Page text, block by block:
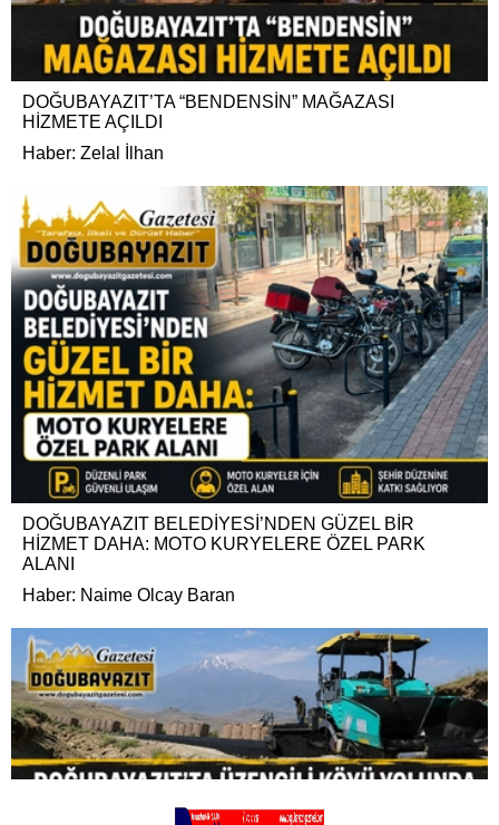
DOĞUBAYAZIT’TA “BENDENSİN” MAĞAZASI
HİZMETE AÇILDI
Haber: Zelal İlhan
DOĞUBAYAZIT BELEDİYESİ’NDEN GÜZEL BİR
HİZMET DAHA: MOTO KURYELERE ÖZEL PARK
ALANI
Haber: Naime Olcay Baran